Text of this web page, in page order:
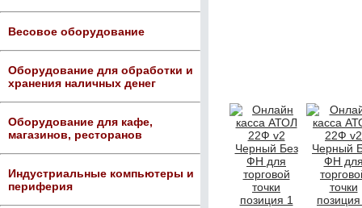
Весовое оборудование
Оборудование для обработки и
хранения наличных денег
Оборудование для кафе,
магазинов, ресторанов
Индустриальные компьютеры и
периферия